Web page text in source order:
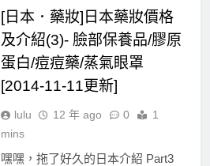
[日本．藥妝]日本藥妝價格
及介紹(3)- 臉部保養品/膠原
蛋白/痘痘藥/蒸氣眼罩
[2014-11-11更新]
lulu 12 年 ago 0
1
mins
嘿嘿，拖了好久的日本介紹 Part3